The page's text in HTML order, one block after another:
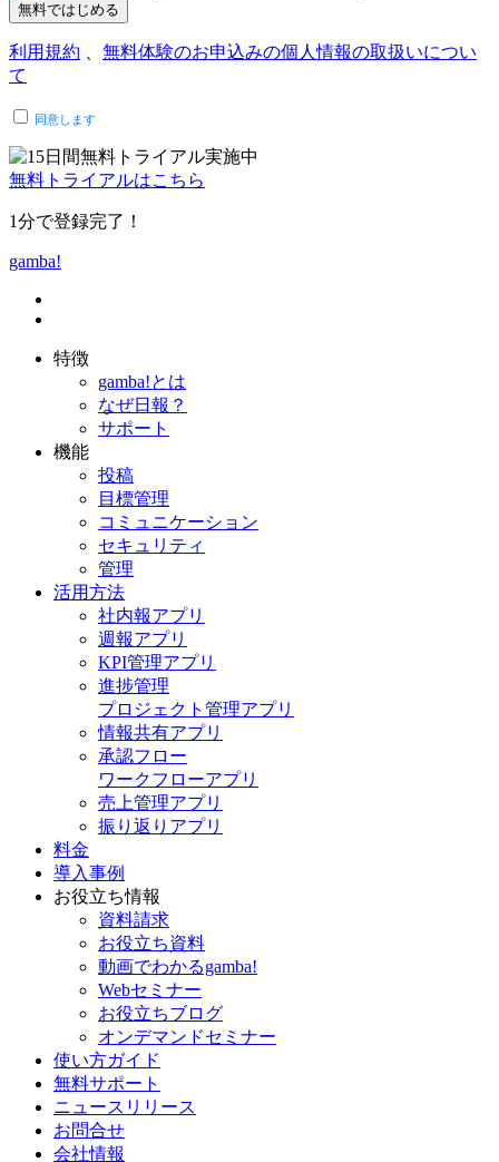
無料ではじめる
利用規約
無料体験のお申込みの個人情報の取扱いについ
て
同意します
無料トライアルはこちら
1分で登録完了！
gamba!
特徴
gamba!とは
なぜ日報？
サポート
機能
投稿
目標管理
コミュニケーション
セキュリティ
管理
活用方法
社内報アプリ
週報アプリ
KPI管理アプリ
進捗管理
プロジェクト管理アプリ
情報共有アプリ
承認フロー
ワークフローアプリ
売上管理アプリ
振り返りアプリ
料金
導入事例
お役立ち情報
資料請求
お役立ち資料
動画でわかるgamba!
Webセミナー
お役立ちブログ
オンデマンドセミナー
使い方ガイド
無料サポート
ニュースリリース
お問合せ
会社情報